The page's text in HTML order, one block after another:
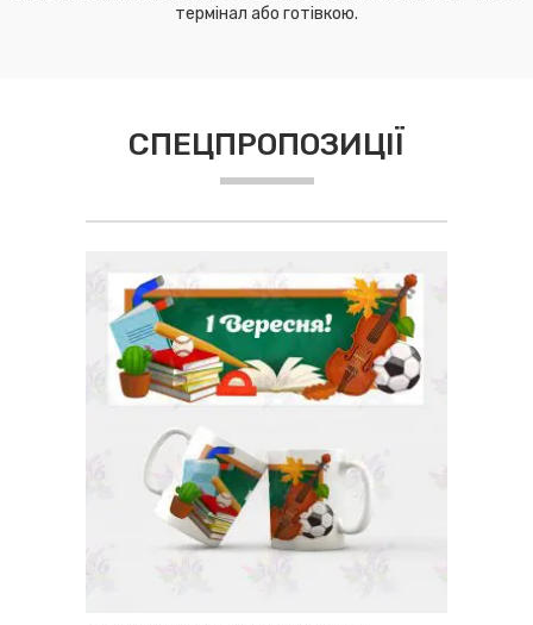
термінал або готівкою.
СПЕЦПРОПОЗИЦІЇ